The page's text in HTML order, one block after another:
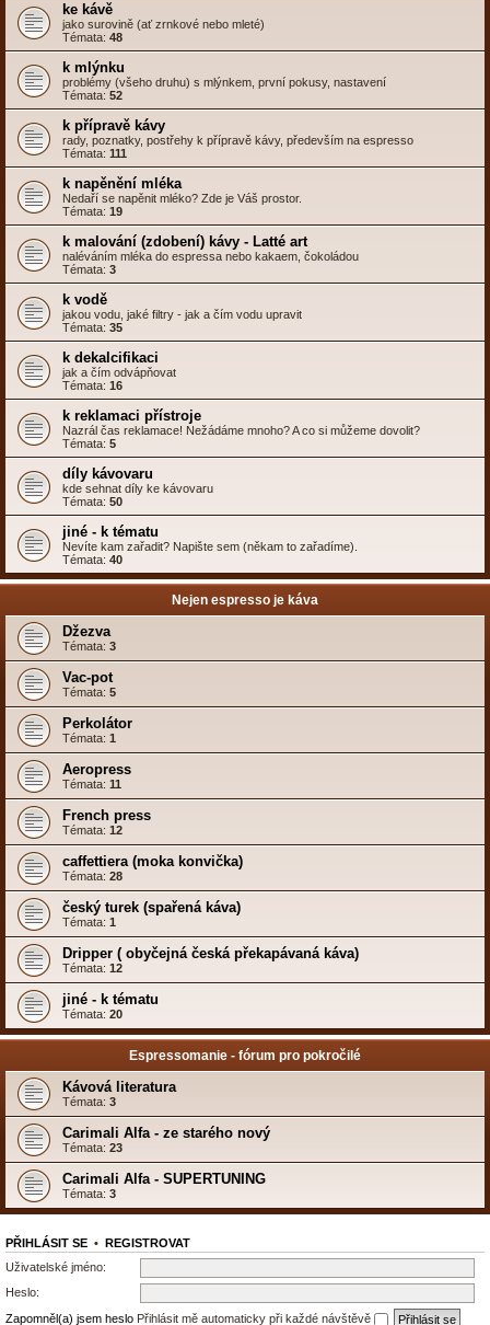
ke kávě
jako surovině (ať zrnkové nebo mleté)
Témata: 48
k mlýnku
problémy (všeho druhu) s mlýnkem, první pokusy, nastavení
Témata: 52
k přípravě kávy
rady, poznatky, postřehy k přípravě kávy, především na espresso
Témata: 111
k napěnění mléka
Nedaří se napěnit mléko? Zde je Váš prostor.
Témata: 19
k malování (zdobení) kávy - Latté art
naléváním mléka do espressa nebo kakaem, čokoládou
Témata: 3
k vodě
jakou vodu, jaké filtry - jak a čím vodu upravit
Témata: 35
k dekalcifikaci
jak a čím odvápňovat
Témata: 16
k reklamaci přístroje
Nazrál čas reklamace! Nežádáme mnoho? A co si můžeme dovolit?
Témata: 5
díly kávovaru
kde sehnat díly ke kávovaru
Témata: 50
jiné - k tématu
Nevíte kam zařadit? Napište sem (někam to zařadíme).
Témata: 40
Nejen espresso je káva
Džezva
Témata: 3
Vac-pot
Témata: 5
Perkolátor
Témata: 1
Aeropress
Témata: 11
French press
Témata: 12
caffettiera (moka konvička)
Témata: 28
český turek (spařená káva)
Témata: 1
Dripper ( obyčejná česká překapávaná káva)
Témata: 12
jiné - k tématu
Témata: 20
Espressomanie - fórum pro pokročilé
Kávová literatura
Témata: 3
Carimali Alfa - ze starého nový
Témata: 23
Carimali Alfa - SUPERTUNING
Témata: 3
PŘIHLÁSIT SE • REGISTROVAT
Uživatelské jméno:
Heslo:
Zapomněl(a) jsem heslo Přihlásit mě automaticky při každé návštěvě